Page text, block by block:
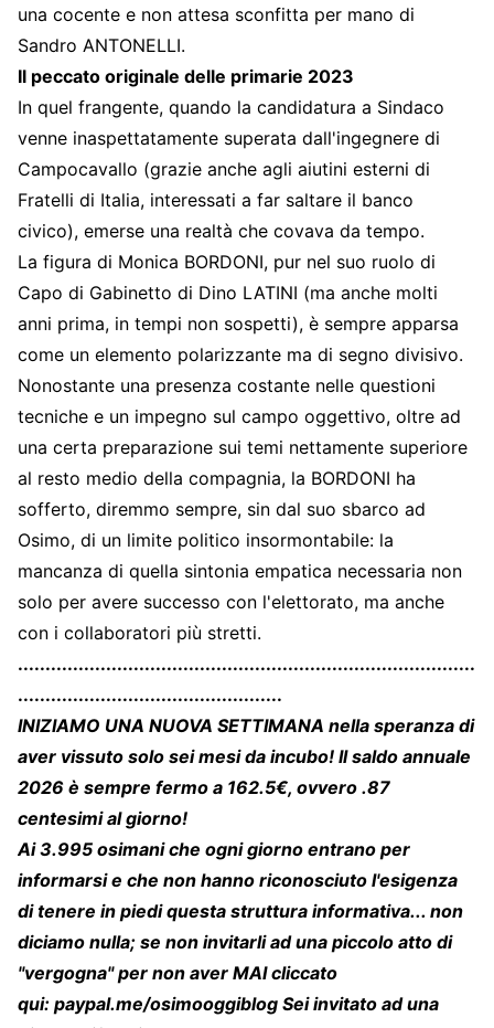
una cocente e non attesa sconfitta per mano di
Sandro ANTONELLI.
Il peccato originale delle primarie 2023
In quel frangente, quando la candidatura a Sindaco
venne inaspettatamente superata dall'ingegnere di
Campocavallo (grazie anche agli aiutini esterni di
Fratelli di Italia, interessati a far saltare il banco
civico), emerse una realtà che covava da tempo.
La figura di Monica BORDONI, pur nel suo ruolo di
Capo di Gabinetto di Dino LATINI (ma anche molti
anni prima, in tempi non sospetti), è sempre apparsa
come un elemento polarizzante ma di segno divisivo.
Nonostante una presenza costante nelle questioni
tecniche e un impegno sul campo oggettivo, oltre ad
una certa preparazione sui temi nettamente superiore
al resto medio della compagnia, la BORDONI ha
sofferto, diremmo sempre, sin dal suo sbarco ad
Osimo, di un limite politico insormontabile: la
mancanza di quella sintonia empatica necessaria non
solo per avere successo con l'elettorato, ma anche
con i collaboratori più stretti.
...................................................................................
................................................
INIZIAMO UNA NUOVA SETTIMANA nella speranza di
aver vissuto solo sei mesi da incubo! Il saldo annuale
2026 è sempre fermo a 162.5€, ovvero .87
centesimi al giorno!
Ai 3.995 osimani che ogni giorno entrano per
informarsi e che non hanno riconosciuto l'esigenza
di tenere in piedi questa struttura informativa... non
diciamo nulla; se non invitarli ad una piccolo atto di
"vergogna" per non aver MAI cliccato
qui: paypal.me/osimooggiblog Sei invitato ad una